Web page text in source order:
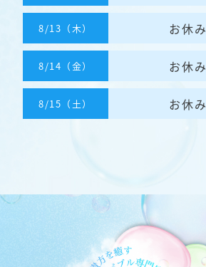
8/13（木） お休み
8/14（金） お休み
8/15（土） お休み